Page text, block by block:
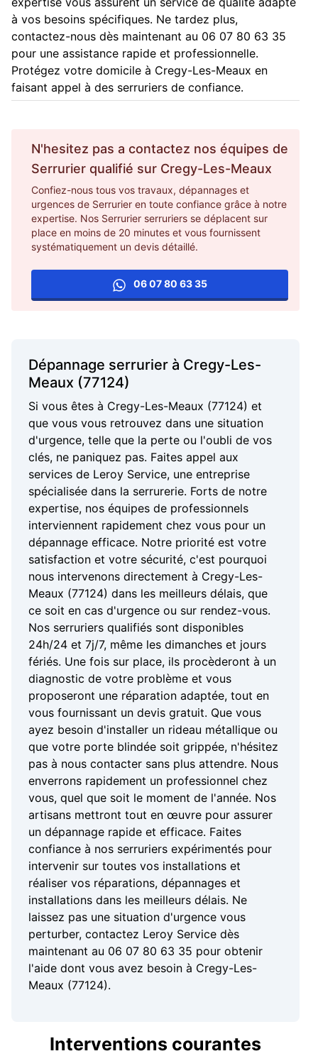
à vos besoins spécifiques. Ne tardez plus,
contactez-nous dès maintenant au 06 07 80 63 35
pour une assistance rapide et professionnelle.
Protégez votre domicile à Cregy-Les-Meaux en
faisant appel à des serruriers de confiance.
N'hesitez pas a contactez nos équipes de
Serrurier qualifié sur Cregy-Les-Meaux
Confiez-nous tous vos travaux, dépannages et
urgences de Serrurier en toute confiance grâce à notre
expertise. Nos Serrurier serruriers se déplacent sur
place en moins de 20 minutes et vous fournissent
systématiquement un devis détaillé.
06 07 80 63 35
Dépannage serrurier à Cregy-Les-
Meaux (77124)
Si vous êtes à Cregy-Les-Meaux (77124) et
que vous vous retrouvez dans une situation
d'urgence, telle que la perte ou l'oubli de vos
clés, ne paniquez pas. Faites appel aux
services de Leroy Service, une entreprise
spécialisée dans la serrurerie. Forts de notre
expertise, nos équipes de professionnels
interviennent rapidement chez vous pour un
dépannage efficace. Notre priorité est votre
satisfaction et votre sécurité, c'est pourquoi
nous intervenons directement à Cregy-Les-
Meaux (77124) dans les meilleurs délais, que
ce soit en cas d'urgence ou sur rendez-vous.
Nos serruriers qualifiés sont disponibles
24h/24 et 7j/7, même les dimanches et jours
fériés. Une fois sur place, ils procèderont à un
diagnostic de votre problème et vous
proposeront une réparation adaptée, tout en
vous fournissant un devis gratuit. Que vous
ayez besoin d'installer un rideau métallique ou
que votre porte blindée soit grippée, n'hésitez
pas à nous contacter sans plus attendre. Nous
enverrons rapidement un professionnel chez
vous, quel que soit le moment de l'année. Nos
artisans mettront tout en œuvre pour assurer
un dépannage rapide et efficace. Faites
confiance à nos serruriers expérimentés pour
intervenir sur toutes vos installations et
réaliser vos réparations, dépannages et
installations dans les meilleurs délais. Ne
laissez pas une situation d'urgence vous
perturber, contactez Leroy Service dès
maintenant au 06 07 80 63 35 pour obtenir
l'aide dont vous avez besoin à Cregy-Les-
Meaux (77124).
Interventions courantes